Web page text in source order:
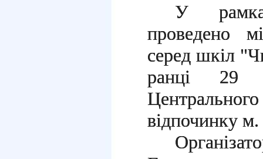
У
проведено
серед шкіл
ранці 29
відпочинку м.